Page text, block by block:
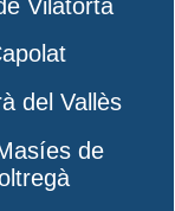
Vilatorta
del Vallès
de